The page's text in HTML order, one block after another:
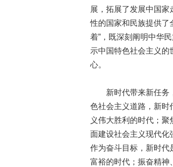
展，拓展了发展中国
性的国家和民族提供了
着”，既深刻阐明中华
示中国特色社会主义
心。
新时代带来新任务，
色社会主义道路，新时
义伟大胜利的时代；
面建设社会主义现代化
作为奋斗目标，新时代
富裕的时代；振奋精神